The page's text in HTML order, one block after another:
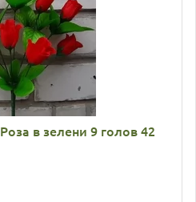
в зелени 9 голов 42